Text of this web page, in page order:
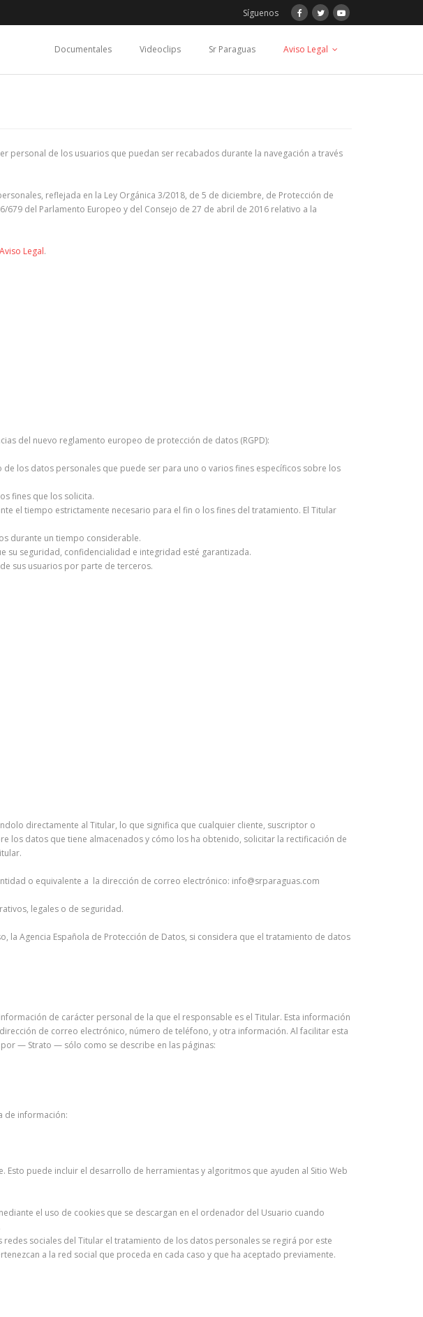
Síguenos
Documentales Videoclips Sr Paraguas Aviso Legal
personal de los usuarios que puedan ser recabados durante la navegación a través
reflejada en la Ley Orgánica 3/2018, de 5 de diciembre, de Protección de
679 del Parlamento Europeo y del Consejo de 27 de abril de 2016 relativo a la
Aviso Legal.
del nuevo reglamento europeo de protección de datos (RGPD):
los datos personales que puede ser para uno o varios fines específicos sobre los
fines que los solicita.
el tiempo estrictamente necesario para el fin o los fines del tratamiento. El Titular
durante un tiempo considerable.
seguridad, confidencialidad e integridad esté garantizada.
sus usuarios por parte de terceros.
directamente al Titular, lo que significa que cualquier cliente, suscriptor o
datos que tiene almacenados y cómo los ha obtenido, solicitar la rectificación de
o equivalente a la dirección de correo electrónico: info@srparaguas.com
legales o de seguridad.
la Agencia Española de Protección de Datos, si considera que el tratamiento de datos
de carácter personal de la que el responsable es el Titular. Esta información
de correo electrónico, número de teléfono, y otra información. Al facilitar esta
— Strato — sólo como se describe en las páginas:
de información:
puede incluir el desarrollo de herramientas y algoritmos que ayuden al Sitio Web
el uso de cookies que se descargan en el ordenador del Usuario cuando
redes sociales del Titular el tratamiento de los datos personales se regirá por este
a la red social que proceda en cada caso y que ha aceptado previamente.